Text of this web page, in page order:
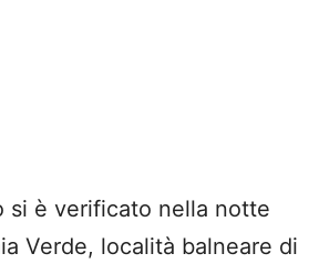
si è verificato nella notte
Verde, località balneare di